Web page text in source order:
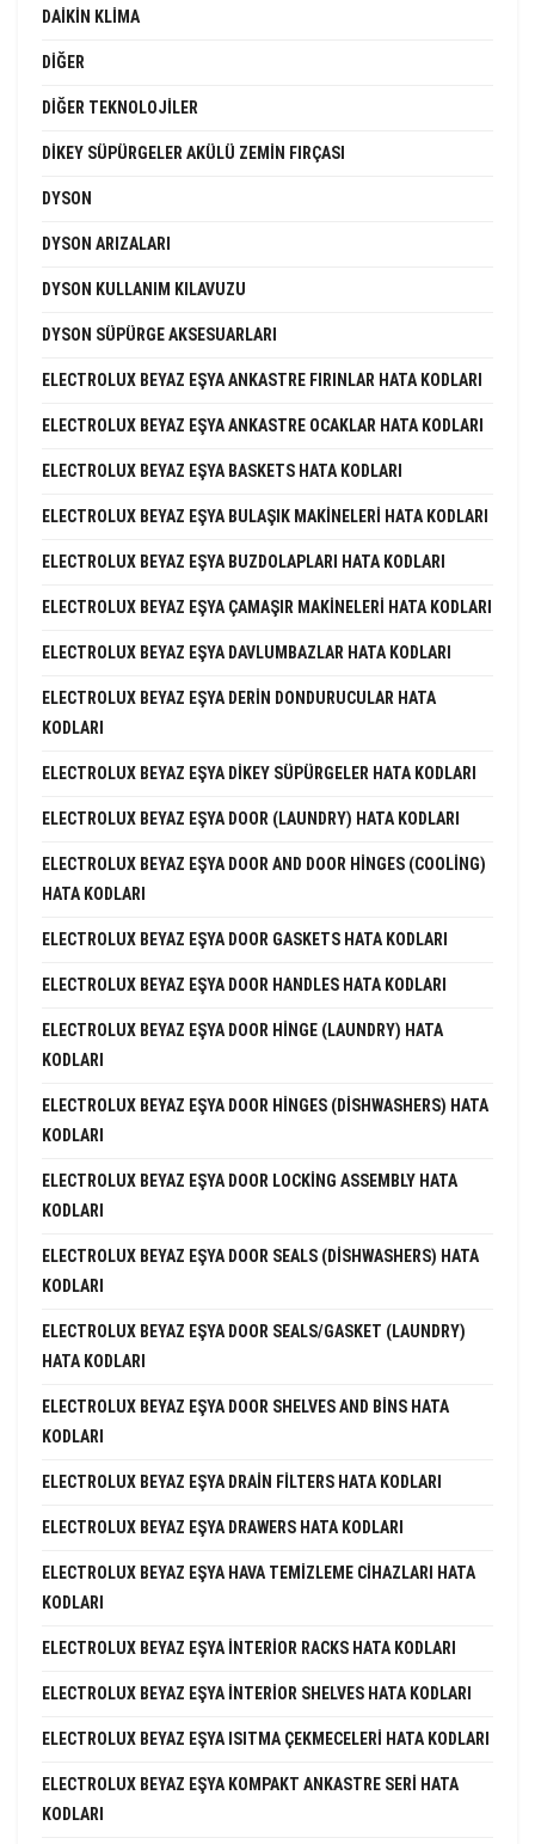
DAIKIN KLIMA
DIĞER
DIĞER TEKNOLOJILER
DIKEY SÜPÜRGELER AKÜLÜ ZEMIN FIRÇASI
DYSON
DYSON ARIZALARI
DYSON KULLANIM KILAVUZU
DYSON SÜPÜRGE AKSESUARLARI
ELECTROLUX BEYAZ EŞYA ANKASTRE FIRINLAR HATA KODLARI
ELECTROLUX BEYAZ EŞYA ANKASTRE OCAKLAR HATA KODLARI
ELECTROLUX BEYAZ EŞYA BASKETS HATA KODLARI
ELECTROLUX BEYAZ EŞYA BULAŞIK MAKINELERI HATA KODLARI
ELECTROLUX BEYAZ EŞYA BUZDOLAPLARI HATA KODLARI
ELECTROLUX BEYAZ EŞYA ÇAMAŞIR MAKINELERI HATA KODLARI
ELECTROLUX BEYAZ EŞYA DAVLUMBAZLAR HATA KODLARI
ELECTROLUX BEYAZ EŞYA DERIN DONDURUCULAR HATA
KODLARI
ELECTROLUX BEYAZ EŞYA DIKEY SÜPÜRGELER HATA KODLARI
ELECTROLUX BEYAZ EŞYA DOOR (LAUNDRY) HATA KODLARI
ELECTROLUX BEYAZ EŞYA DOOR AND DOOR HINGES (COOLING)
HATA KODLARI
ELECTROLUX BEYAZ EŞYA DOOR GASKETS HATA KODLARI
ELECTROLUX BEYAZ EŞYA DOOR HANDLES HATA KODLARI
ELECTROLUX BEYAZ EŞYA DOOR HINGE (LAUNDRY) HATA
KODLARI
ELECTROLUX BEYAZ EŞYA DOOR HINGES (DISHWASHERS) HATA
KODLARI
ELECTROLUX BEYAZ EŞYA DOOR LOCKING ASSEMBLY HATA
KODLARI
ELECTROLUX BEYAZ EŞYA DOOR SEALS (DISHWASHERS) HATA
KODLARI
ELECTROLUX BEYAZ EŞYA DOOR SEALS/GASKET (LAUNDRY)
HATA KODLARI
ELECTROLUX BEYAZ EŞYA DOOR SHELVES AND BINS HATA
KODLARI
ELECTROLUX BEYAZ EŞYA DRAIN FILTERS HATA KODLARI
ELECTROLUX BEYAZ EŞYA DRAWERS HATA KODLARI
ELECTROLUX BEYAZ EŞYA HAVA TEMIZLEME CIHAZLARI HATA
KODLARI
ELECTROLUX BEYAZ EŞYA INTERIOR RACKS HATA KODLARI
ELECTROLUX BEYAZ EŞYA INTERIOR SHELVES HATA KODLARI
ELECTROLUX BEYAZ EŞYA ISITMA ÇEKMECELERI HATA KODLARI
ELECTROLUX BEYAZ EŞYA KOMPAKT ANKASTRE SERI HATA
KODLARI